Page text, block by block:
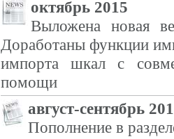
октябрь 2015
Выложена новая
Доработаны функции
импорта шкал с
помощи
август-сентябрь
Пополнение в